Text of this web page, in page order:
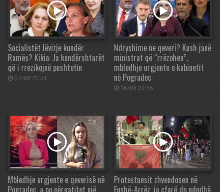
Socialistët lëvizje kundër
Ramës? Kikia: Ja kundërshtarët
që i rrezikojnë pushtetin
07/08 20:51
Ndryshime ne qeveri? Kush janë
ministrat që “rrëzohen”,
mbledhje urgjente e kabinetit
në Pogradec
06/08 22:56
Mbledhje urgjente e qeverisë në
Pogradec, a po përgatitet një
Protestuesit zhvendosen në
Fushë-Arrëz, ja çfarë do ndodhë